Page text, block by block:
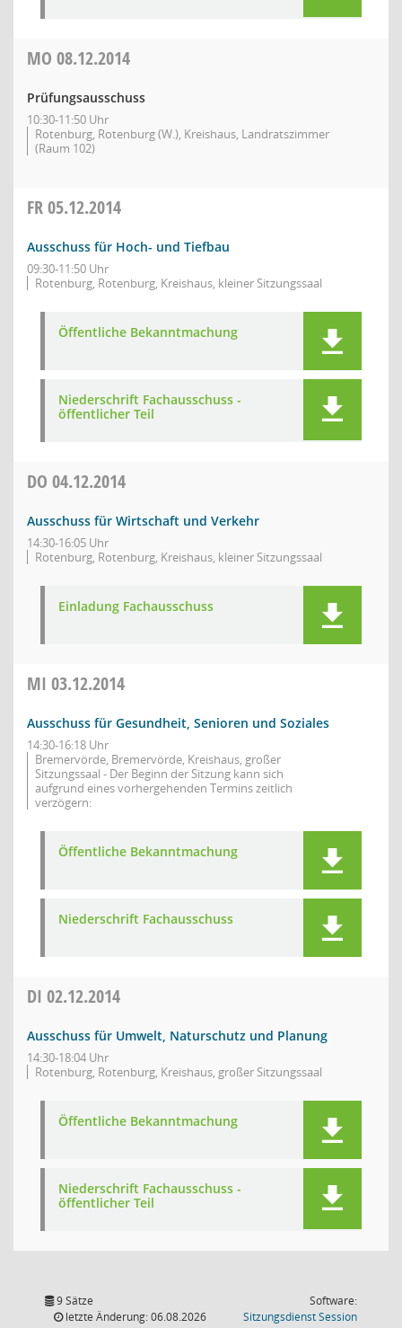
MO 08.12.2014
Prüfungsausschuss
10:30-11:50 Uhr
Rotenburg, Rotenburg (W.), Kreishaus, Landratszimmer
(Raum 102)
FR05.12.2014
Ausschuss für Hoch- und Tiefbau
09:30-11:50 Uhr
Rotenburg, Rotenburg, Kreishaus, kleiner Sitzungssaal
Öffentliche Bekanntmachung
Niederschrift Fachausschuss -
öffentlicher Teil
DO 04.12.2014
Ausschuss für Wirtschaft und Verkehr
14:30-16:05 Uhr
Rotenburg, Rotenburg, Kreishaus, kleiner Sitzungssaal
Einladung Fachausschuss
MI 03.12.2014
Ausschuss für Gesundheit, Senioren und Soziales
14:30-16:18 Uhr
Bremervörde, Bremervörde, Kreishaus, großer
Sitzungssaal - Der Beginn der Sitzung kann sich
aufgrund eines vorhergehenden Termins zeitlich
verzögern:
Öffentliche Bekanntmachung
Niederschrift Fachausschuss
DI 02.12.2014
Ausschuss für Umwelt, Naturschutz und Planung
14:30-18:04 Uhr
Rotenburg, Rotenburg, Kreishaus, großer Sitzungssaal
Öffentliche Bekanntmachung
Niederschrift Fachausschuss -
öffentlicher Teil
9 Sätze
letzte Änderung: 06.08.2026
Software:
SitzungsdienstSession(Wird in